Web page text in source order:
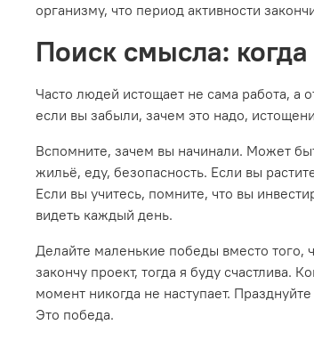
организму, что период активности
Поиск смысла:
Часто людей истощает не сама работа, а
если вы забыли, зачем это надо,
Вспомните, зачем вы начинали. Может
жильё, еду, безопасность. Если вы
Если вы учитесь, помните, что вы
видеть каждый день.
Делайте маленькие победы вместо
закончу проект, тогда я буду счастлива.
момент никогда не наступает.
Это победа.